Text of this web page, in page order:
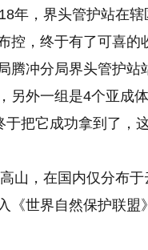
年，界头管护站在
，终于有了可喜的
腾冲分局界头管护站
另外一组是4个亚成
把它成功拿到了，
山，在国内仅分布于
《世界自然保护联盟